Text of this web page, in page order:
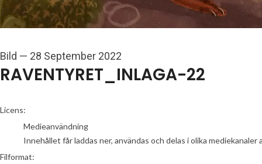
Bild — 28 September 2022
RAVENTYRET_INLAGA-22
go to media item
Licens:
Medieanvändning
Innehållet får laddas ner, användas och delas i olika
Filformat: